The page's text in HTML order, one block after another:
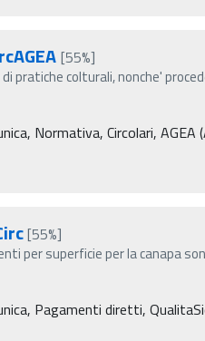
[55%]
pratiche colturali, nonche'
Normativa, Circolari,
[55%]
per superficie per la canapa
Pagamenti diretti,